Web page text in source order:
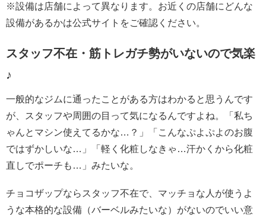
※設備は店舗によって異なります。お近くの店舗にどんな
設備があるかは公式サイトをご確認ください。
スタッフ不在・筋トレガチ勢がいないので気楽
♪
一般的なジムに通ったことがある方はわかると思うんです
が、スタッフや周囲の目って気になるんですよね。「私ち
ゃんとマシン使えてるかな…？」「こんなぷよぷよのお腹
ではずかしいな…」「軽く化粧しなきゃ…汗かくから化粧
直しでポーチも…」みたいな。
チョコザップならスタッフ不在で、マッチョな人が使うよ
うな本格的な設備（バーベルみたいな）がないのでいい意